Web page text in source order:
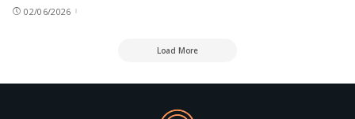
02/06/2026
Load More